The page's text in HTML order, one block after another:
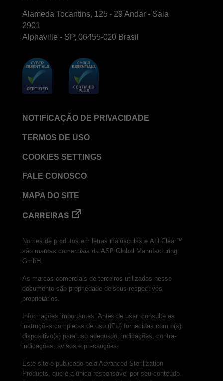
Alameda Tocantins, 125 - 29 Andar - Sala
2901
Alphaville - SP, 06455-020 Brasil
NOTIFICAÇÃO DE PRIVACIDADE
TERMOS DE USO
COOKIES SETTINGS
FALE CONOSCO
MAPA DO SITE
CARREIRAS
Nomes de produtos em letras maiúsculas e ALLClear™
são marcas comerciais da ASP Global Manufacturing
GmbH.
As marcas comerciais de terceiros utilizadas nesse
documento são propriedade de seus respectivos
proprietários.
Informações importantes: Antes de usar, consulte as
instruções completas de uso (IFU) fornecidas com o(s)
dispositivo(s) para uso adequado, indicações, contra-
indicações, avisos e precauções.
Este site é publicado pela Advanced Sterilization
Products, que é a única responsável por seu conteúdo.